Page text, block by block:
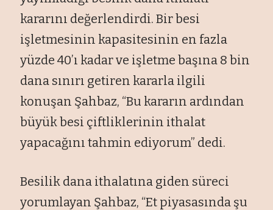
kararını değerlendirdi. Bir besi
işletmesinin kapasitesinin en fazla
yüzde 40’ı kadar ve işletme başına 8 bin
dana sınırı getiren kararla ilgili
konuşan Şahbaz, “Bu kararın ardından
büyük besi çiftliklerinin ithalat
yapacağını tahmin ediyorum” dedi.
Besilik dana ithalatına giden süreci
yorumlayan Şahbaz, “Et piyasasında şu